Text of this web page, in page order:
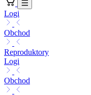
Logi
Obchod
Reproduktory
Logi
Obchod